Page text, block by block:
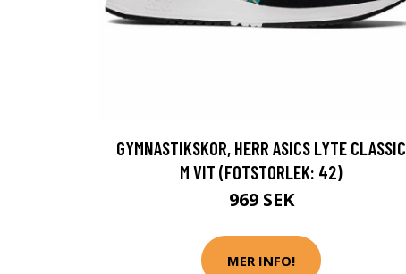
GYMNASTIKSKOR, HERR ASICS LYTE CLASSIC
M VIT (FOTSTORLEK: 42)
969 SEK
MER INFO!